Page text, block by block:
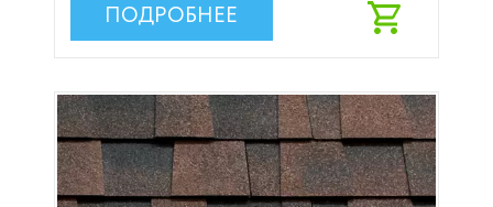
ПОДРОБНЕЕ